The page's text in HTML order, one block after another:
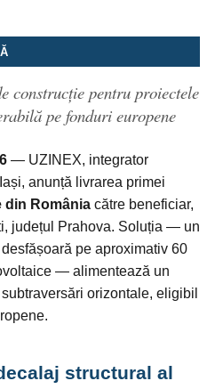
construcție pentru proiectele
pe fonduri europene
— UZINEX, integrator
anunță livrarea primei
din România către beneficiar,
județul Prahova. Soluția — un
pe aproximativ 60
— alimentează un
orizontale, eligibil
structural al